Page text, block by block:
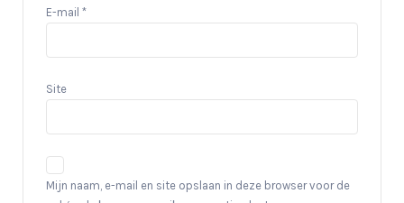
E-mail *
Site
Mijn naam, e-mail en site opslaan in deze browser voor de